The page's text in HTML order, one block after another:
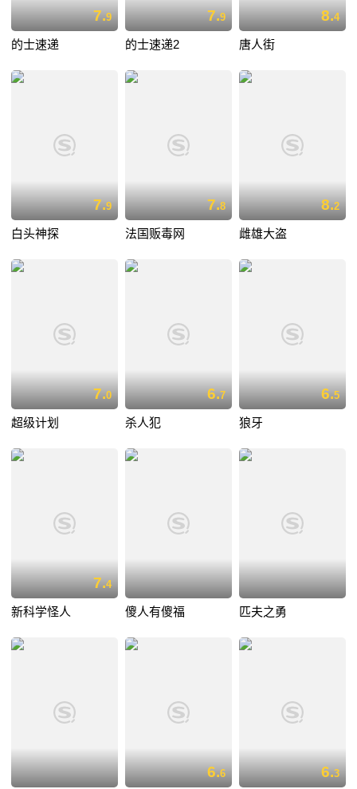
7.9
的士速递
7.9
的士速递2
8.4
唐人街
7.9
白头神探
7.8
法国贩毒网
8.2
雌雄大盗
7.0
超级计划
6.7
杀人犯
6.5
狼牙
7.4
新科学怪人 傻人有傻福 匹夫之勇
6.6 6.3